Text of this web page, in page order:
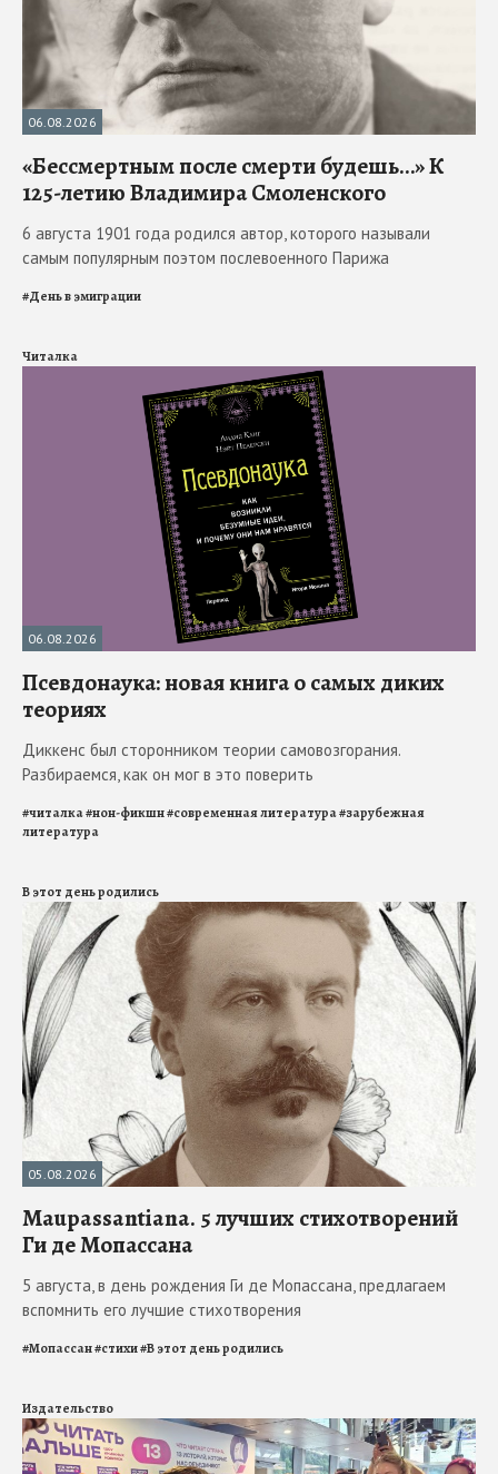
06.08.2026
«Бессмертным после смерти будешь…» К
125-летию Владимира Смоленского
6 августа 1901 года родился автор, которого называли
самым популярным поэтом послевоенного Парижа
#День в эмиграции
Читалка
06.08.2026
Псевдонаука: новая книга о самых диких
теориях
Диккенс был сторонником теории самовозгорания.
Разбираемся, как он мог в это поверить
#читалка#нон-фикшн#современная литература#зарубежная
литература
В этот день родились
05.08.2026
Maupassantiana. 5 лучших стихотворений
Ги де Мопассана
5 августа, в день рождения Ги де Мопассана, предлагаем
вспомнить его лучшие стихотворения
#Мопассан#стихи#В этот день родились
Издательство